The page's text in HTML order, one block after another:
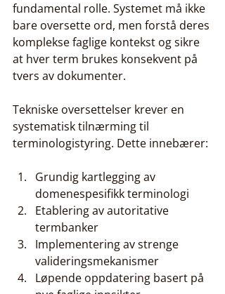
fundamental rolle. Systemet må ikke
bare oversette ord, men forstå deres
komplekse faglige kontekst og sikre
at hver term brukes konsekvent på
tvers av dokumenter.
Tekniske oversettelser krever en
systematisk tilnærming til
terminologistyring. Dette innebærer:
Grundig kartlegging av
domenespesifikk terminologi
Etablering av autoritative
termbanker
Implementering av strenge
valideringsmekanismer
Løpende oppdatering basert på